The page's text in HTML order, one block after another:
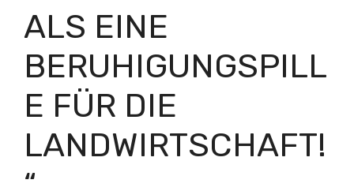
ALS EINE
BERUHIGUNGSPILL
E FÜR DIE
LANDWIRTSCHAFT!